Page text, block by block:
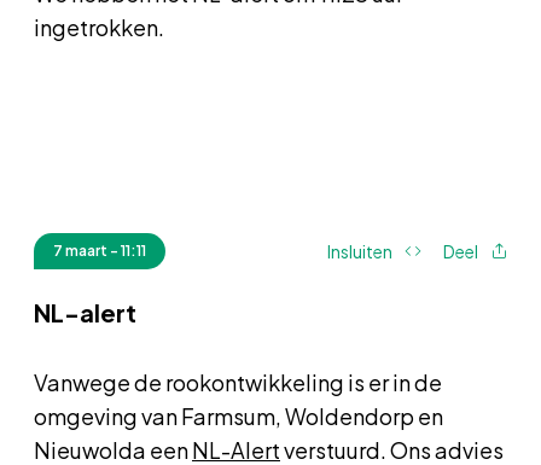
ingetrokken.
7 maart - 11:11 Insluiten Deel
NL-alert
Vanwege de rookontwikkeling is er in de
omgeving van Farmsum, Woldendorp en
Nieuwolda eenNL-Alertverstuurd. Ons advies